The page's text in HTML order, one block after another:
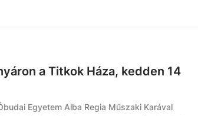
a Titkok Háza, kedden 14
Egyetem Alba Regia Műszaki Karával